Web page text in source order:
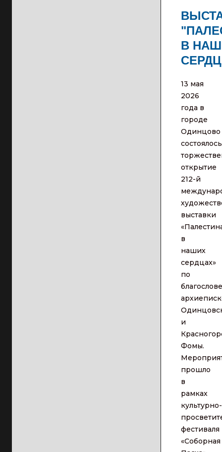
В
13 мая
2026
года в
городе
Одинцово
состоялось
открытие
212-й
выставки
в
наших
сердцах»
по
и
Фомы.
прошло
в
рамках
культурно-
фестиваля
«Соборная